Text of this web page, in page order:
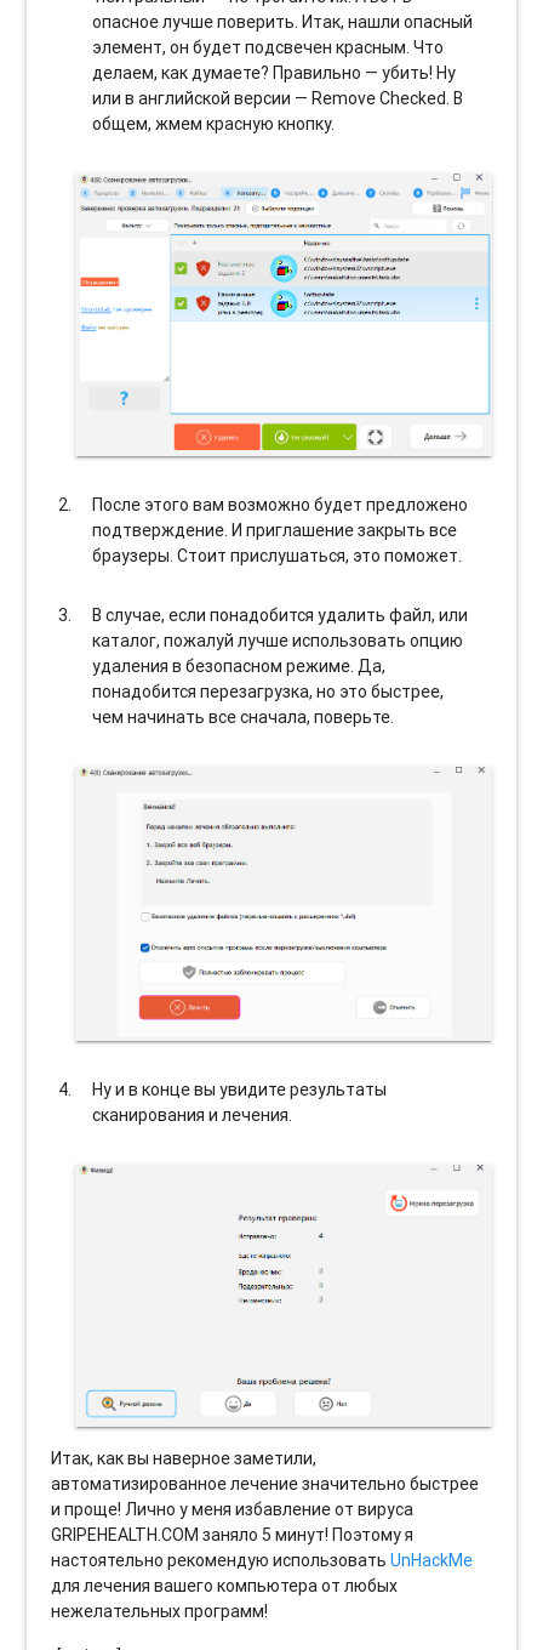
опасное лучше поверить. Итак, нашли опасный
элемент, он будет подсвечен красным. Что
делаем, как думаете? Правильно — убить! Ну
или в английской версии — Remove Checked. В
общем, жмем красную кнопку.
После этого вам возможно будет предложено
подтверждение. И приглашение закрыть все
браузеры. Стоит прислушаться, это поможет.
В случае, если понадобится удалить файл, или
каталог, пожалуй лучше использовать опцию
удаления в безопасном режиме. Да,
понадобится перезагрузка, но это быстрее,
чем начинать все сначала, поверьте.
Ну и в конце вы увидите результаты
сканирования и лечения.
Итак, как вы наверное заметили,
автоматизированное лечение значительно быстрее
и проще! Лично у меня избавление от вируса
GRIPEHEALTH.COM заняло 5 минут! Поэтому я
настоятельно рекомендую использоватьUnHackMe
для лечения вашего компьютера от любых
нежелательных программ!